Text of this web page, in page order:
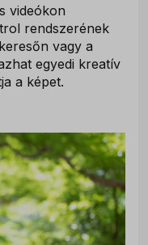
videókon
rendszerének
vagy a
egyedi kreatív
a képet.